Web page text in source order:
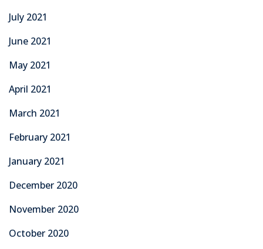
July 2021
June 2021
May 2021
April 2021
March 2021
February 2021
January 2021
December 2020
November 2020
October 2020